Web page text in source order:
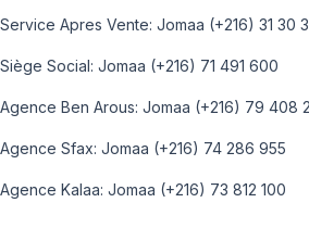
Service Apres Vente: Jomaa (+216) 31 30
Siège Social: Jomaa (+216) 71 491 600
Agence Ben Arous: Jomaa (+216) 79 408
Agence Sfax: Jomaa (+216) 74 286 955
Agence Kalaa: Jomaa (+216) 73 812 100